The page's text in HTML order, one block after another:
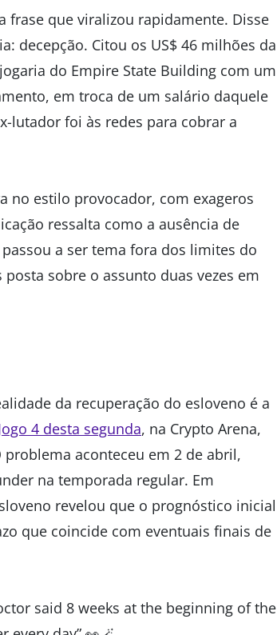
frase que viralizou rapidamente. Disse
decepção. Citou os US$ 46 milhões da
do Empire State Building com um
em troca de um salário daquele
lutador foi às redes para cobrar a
no estilo provocador, com exageros
ressalta como a ausência de
a ser tema fora dos limites do
sobre o assunto duas vezes em
da recuperação do esloveno é a
4 desta segunda, na Crypto Arena,
aconteceu em 2 de abril,
na temporada regular. Em
revelou que o prognóstico inicial
que coincide com eventuais finais de
said 8 weeks at the beginning of the